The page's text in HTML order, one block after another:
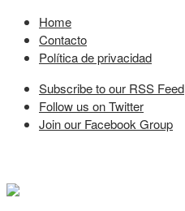
Home
Contacto
Política de privacidad
Subscribe to our RSS Feed
Follow us on Twitter
Join our Facebook Group